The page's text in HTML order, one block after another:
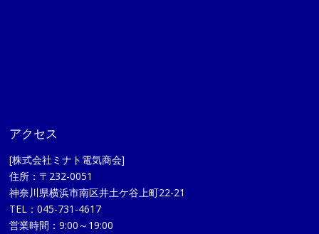
アクセス
[株式会社ミナト電気商会]
住所：〒232-0051
神奈川県横浜市南区井土ケ谷上町22-21
TEL：045-731-4617
営業時間：9:00～19:00